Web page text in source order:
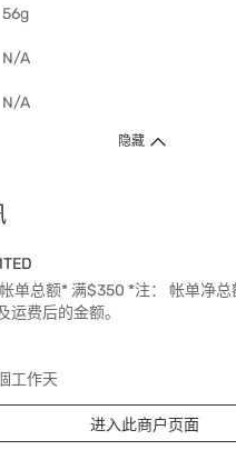
56g
N/A
N/A
隐藏
帐单总额* 满$350 *注： 帐单净
运费后的金额。
工作天
进入此商户页面